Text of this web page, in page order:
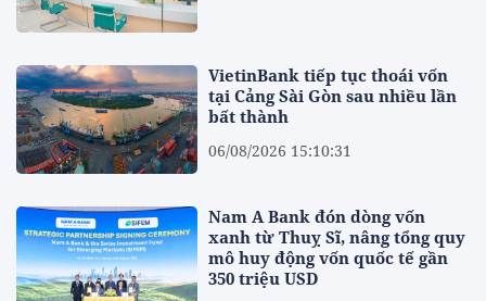
VietinBank tiếp tục thoái vốn
tại Cảng Sài Gòn sau nhiều lần
bất thành
06/08/2026 15:10:31
Nam A Bank đón dòng vốn
xanh từ Thuỵ Sĩ, nâng tổng quy
mô huy động vốn quốc tế gần
350 triệu USD